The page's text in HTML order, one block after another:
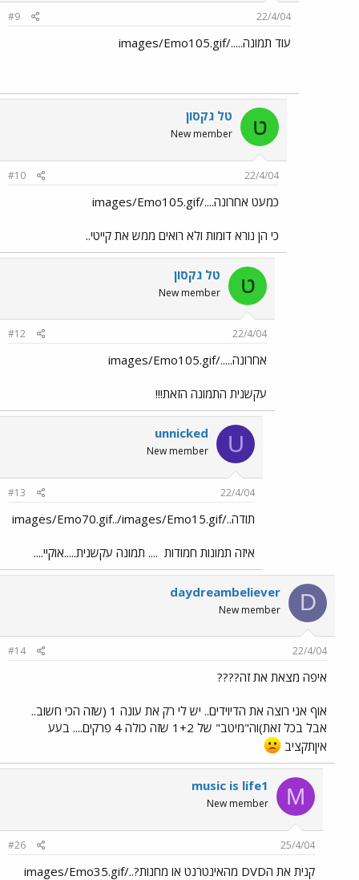
22/4/04
#9
עוד תמונה...../images/Emo105.gif
ט טל גקסון
New member
22/4/04
#10
כמעט אחרונה..../images/Emo105.gif
כי הן נורא דומות ולא רואים ממש את קייטי..
ט טל גקסון
New member
22/4/04
#12
אחרונה...../images/Emo105.gif
עקשנית התמונה הזאת!!!
U
unnicked
New member
22/4/04
#13
תודה../images/Emo70.gif../images/Emo15.gif
איזה תמונות חמודות .... תמונה עקשנית.....אוקיי....
D
daydreambeliever
New member
22/4/04
#14
איפה מצאת את זה????
אוף אני רוצה את הדיוידים.. יש לי רק את עונה 1 (שזה הכי חשוב..
אבל בכל זאת)וה"מיטב" של 1+2 שזה כולה 4 פרקים.... בעע
איןתקציב
M
music is life1
New member
25/4/04
#26
קנית את הDVD מהאינטרנט או מחנות?../images/Emo35.gif